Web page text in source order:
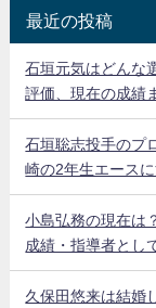
最近の投稿
石垣元気はどんな
評価、現在の成績
石垣聡志投手のプ
崎の2年生エースに
小島弘務の現在は
成績・指導者とし
久保田悠来は結婚